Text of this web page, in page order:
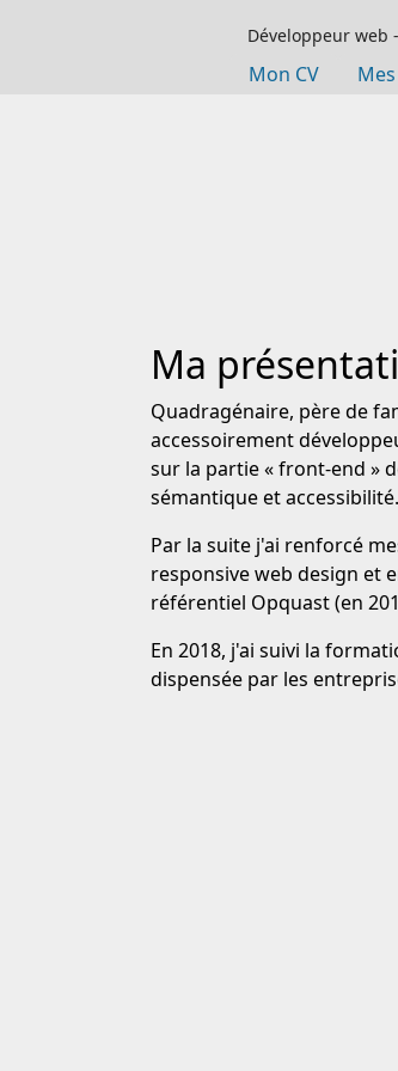
Développeur web
Mon CV
Ma
Quadragénaire, père de
accessoirement
sur la partie « front-end »
sémantique et accessibilité.
Par la suite j'ai renforcé
responsive web design et
référentiel Opquast (en
En 2018, j'ai suivi la
dispensée par les